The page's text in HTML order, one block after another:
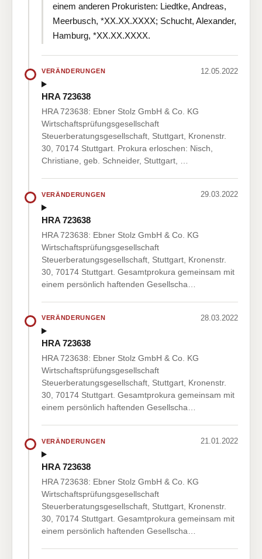
einem anderen Prokuristen: Liedtke, Andreas,
Meerbusch, *XX.XX.XXXX; Schucht, Alexander,
Hamburg, *XX.XX.XXXX.
VERÄNDERUNGEN 12.05.2022
HRA 723638
HRA 723638: Ebner Stolz GmbH & Co. KG
Wirtschaftsprüfungsgesellschaft
Steuerberatungsgesellschaft, Stuttgart, Kronenstr.
30, 70174 Stuttgart. Prokura erloschen: Nisch,
Christiane, geb. Schneider, Stuttgart, …
VERÄNDERUNGEN 29.03.2022
HRA 723638
HRA 723638: Ebner Stolz GmbH & Co. KG
Wirtschaftsprüfungsgesellschaft
Steuerberatungsgesellschaft, Stuttgart, Kronenstr.
30, 70174 Stuttgart. Gesamtprokura gemeinsam mit
einem persönlich haftenden Gesellscha…
VERÄNDERUNGEN 28.03.2022
HRA 723638
HRA 723638: Ebner Stolz GmbH & Co. KG
Wirtschaftsprüfungsgesellschaft
Steuerberatungsgesellschaft, Stuttgart, Kronenstr.
30, 70174 Stuttgart. Gesamtprokura gemeinsam mit
einem persönlich haftenden Gesellscha…
VERÄNDERUNGEN 21.01.2022
HRA 723638
HRA 723638: Ebner Stolz GmbH & Co. KG
Wirtschaftsprüfungsgesellschaft
Steuerberatungsgesellschaft, Stuttgart, Kronenstr.
30, 70174 Stuttgart. Gesamtprokura gemeinsam mit
einem persönlich haftenden Gesellscha…